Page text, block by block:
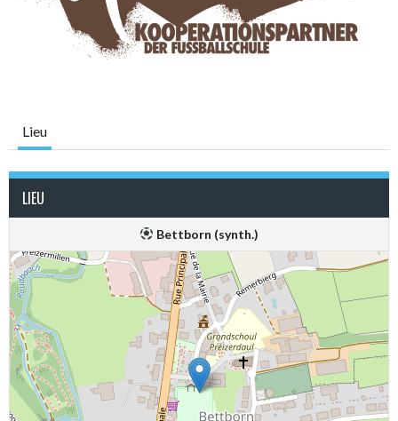
Lieu
LIEU
Bettborn (synth.)